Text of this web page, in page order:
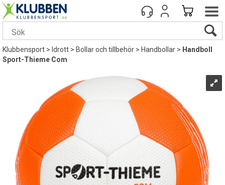
Klubbensport> Idrott>Bollar och tillbehör>Handbollar> Handboll
Sport-Thieme Com